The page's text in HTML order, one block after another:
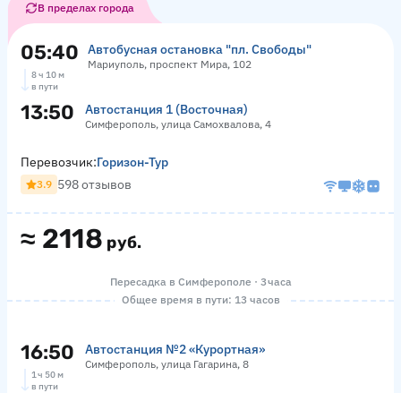
В пределах города
05:40 Автобусная остановка "пл. Свободы"
Мариуполь, проспект Мира, 102
8 ч 10 м
в пути
13:50 Автостанция 1 (Восточная)
Симферополь, улица Самохвалова, 4
≈ 2118 руб.
Перевозчик:Горизон-Тур
3.9 598 отзывов
Пересадка в Симферополе · 3 часа
Общее время в пути: 13 часов
16:50 Автостанция №2 «Курортная»
Симферополь, улица Гагарина, 8
1 ч 50 м
в пути